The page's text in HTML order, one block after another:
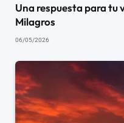
Una respuesta para tu
Milagros
06/05/2026